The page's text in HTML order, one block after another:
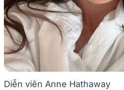
Diễn viên Anne Hathaway